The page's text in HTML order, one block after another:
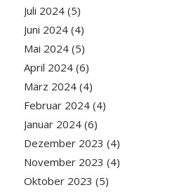
Juli 2024(5)
Juni 2024(4)
Mai 2024(5)
April 2024(6)
März 2024(4)
Februar 2024(4)
Januar 2024(6)
Dezember 2023 (4)
November 2023 (4)
Oktober 2023 (5)